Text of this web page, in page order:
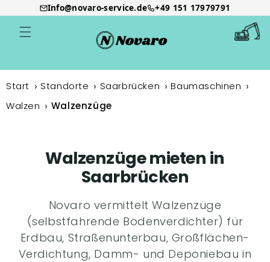
Direkt
zum
Inhalt
Info@novaro-service.de +49 151 17979791
Start Standorte Saarbrücken
Baumaschinen
Walzen
Walzenzüge
Walzenzüge mieten in
Saarbrücken
Novaro vermittelt Walzenzüge
(selbstfahrende Bodenverdichter) für
Erdbau, Straßenunterbau, Großflächen-
Verdichtung, Damm- und Deponiebau in